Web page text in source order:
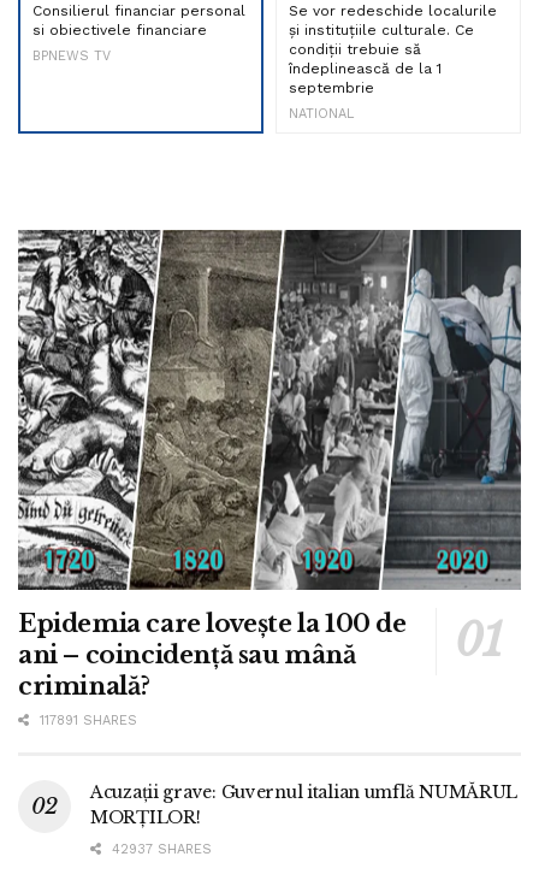
Consilierul financiar personal
si obiectivele financiare
BPNEWS TV
Se vor redeschide localurile
și instituțiile culturale. Ce
condiții trebuie să
îndeplinească de la 1
septembrie
NATIONAL
Epidemia care lovește la 100 de
ani – coincidență sau mână
criminală?
117891 SHARES
Acuzații grave: Guvernul italian umflă NUMĂRUL
MORȚILOR!
42937 SHARES